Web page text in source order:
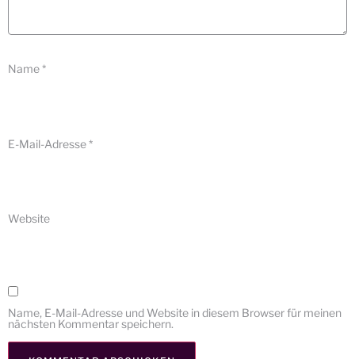
Name*
E-Mail-Adresse*
Website
Name, E-Mail-Adresse und Website in diesem Browser für meinen
nächsten Kommentar speichern.